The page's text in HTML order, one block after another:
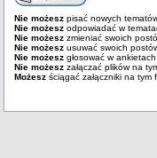
Nie możesz pisać nowych
Nie możesz odpowiadać w
Nie możesz zmieniać swoich
Nie możesz usuwać swoich
Nie możesz głosować w ankietach
Nie możesz załączać plików na
Możesz ściągać załączniki na tym